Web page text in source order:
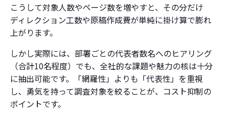
こうして対象人数やページ数を増やすと、その分だけ
ディレクション工数や原稿作成費が単純に掛け算で膨れ
上がります。
しかし実際には、部署ごとの代表者数名へのヒアリング
（合計10名程度）でも、全社的な課題や魅力の核は十分
に抽出可能です。「網羅性」よりも「代表性」を重視
し、勇気を持って調査対象を絞ることが、コスト抑制の
ポイントです。